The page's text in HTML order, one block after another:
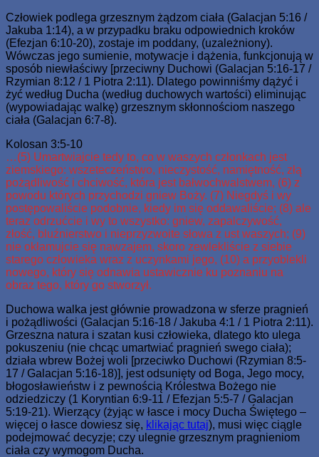
Człowiek podlega grzesznym żądzom ciała (Galacjan 5:16 /
Jakuba 1:14), a w przypadku braku odpowiednich kroków
(Efezjan 6:10-20), zostaje im poddany, (uzależniony).
Wówczas jego sumienie, motywacje i dążenia, funkcjonują w
sposób niewłaściwy [przeciwny Duchowi (Galacjan 5:16-17 /
Rzymian 8:12 / 1 Piotra 2:11). Dlatego powinniśmy dążyć i
żyć według Ducha (według duchowych wartości) eliminując
(wypowiadając walkę) grzesznym skłonnościom naszego
ciała (Galacjan 6:7-8).
Kolosan 3:5-10
…(5) Umartwiajcie tedy to, co w waszych członkach jest
ziemskiego: wszeteczeństwo, nieczystość, namiętność, złą
pożądliwość i chciwość, która jest bałwochwalstwem, (6) z
powodu których przychodzi gniew Boży. (7) Niegdyś i wy
postępowaliście podobnie, kiedy im się oddawaliście; (8) ale
teraz odrzućcie i wy to wszystko: gniew, zapalczywość,
złość, bluźnierstwo i nieprzyzwoite słowa z ust waszych; (9)
nie okłamujcie się nawzajem, skoro zewlekliście z siebie
starego człowieka wraz z uczynkami jego, (10) a przyoblekli
nowego, który się odnawia ustawicznie ku poznaniu na
obraz tego, który go stworzył.
Duchowa walka jest głównie prowadzona w sferze pragnień
i pożądliwości (Galacjan 5:16-18 / Jakuba 4:1 / 1 Piotra 2:11).
Grzeszna natura i szatan kusi człowieka, dlatego kto ulega
pokuszeniu (nie chcąc umartwiać pragnień swego ciała);
działa wbrew Bożej woli [przeciwko Duchowi (Rzymian 8:5-
17 / Galacjan 5:16-18)], jest odsunięty od Boga, Jego mocy,
błogosławieństw i z pewnością Królestwa Bożego nie
odziedziczy (1 Koryntian 6:9-11 / Efezjan 5:5-7 / Galacjan
5:19-21). Wierzący (żyjąc w łasce i mocy Ducha Świętego –
więcej o łasce dowiesz się, klikając tutaj), musi więc ciągle
podejmować decyzje; czy ulegnie grzesznym pragnieniom
ciała czy wymogom Ducha.